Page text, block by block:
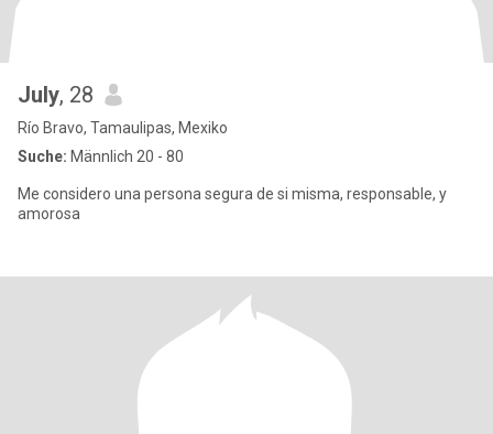
July, 28
Río Bravo, Tamaulipas, Mexiko
Suche: Männlich 20 - 80
Me considero una persona segura de si misma, responsable, y
amorosa